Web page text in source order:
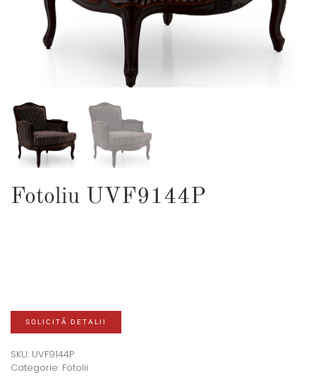
Fotoliu UVF9144P
SOLICITĂ DETALII
SKU: UVF9144P
Categorie: Fotolii